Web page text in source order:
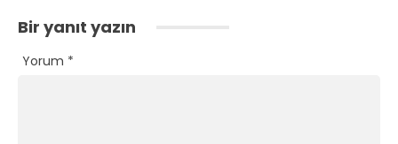
Bir yanıt yazın
Yorum *